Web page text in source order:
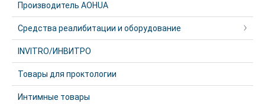
Производитель AOHUA
Средства реалибитации и оборудование
INVITRO/ИНВИТРО
Товары для проктологии
Интимные товары